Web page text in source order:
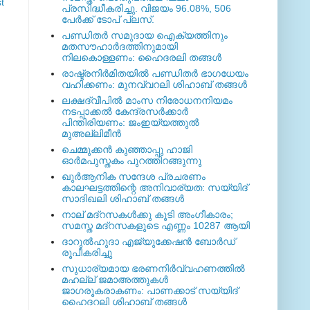
പ്രസിദ്ധീകരിച്ചു. വിജയം 96.08%, 506
പേര്‍ക്ക് ടോപ് പ്ലസ്.
പണ്ഡിതര്‍ സമുദായ ഐക്യത്തിനും
മതസൗഹാര്‍ദത്തിനുമായി
നിലകൊള്ളണം: ഹൈദരലി തങ്ങള്‍
രാഷ്ട്രനിര്‍മിതയില്‍ പണ്ഡിതര്‍ ഭാഗധേയം
വഹിക്കണം: മുനവ്വറലി ശിഹാബ് തങ്ങള്‍
ലക്ഷദ്വീപില്‍ മാംസ നിരോധനനിയമം
നടപ്പാക്കല്‍ കേന്ദ്രസര്‍ക്കാര്‍
പിന്തിരിയണം: ജംഇയ്യത്തുല്‍
മുഅല്ലിമീന്‍
ചെമ്മുക്കന്‍ കുഞ്ഞാപ്പു ഹാജി
ഓര്‍മപുസ്തകം പുറത്തിറങ്ങുന്നു
ഖുര്‍ആനിക സന്ദേശ പ്രചരണം
കാലഘട്ടത്തിന്റെ അനിവാര്യത: സയ്യിദ്
സാദിഖലി ശിഹാബ് തങ്ങള്‍
നാല് മദ്‌റസകള്‍ക്കു കൂടി അംഗീകാരം;
സമസ്ത മദ്‌റസകളുടെ എണ്ണം 10287 ആയി
ദാറുല്‍ഹുദാ എജ്യുക്കേഷന്‍ ബോര്‍ഡ്
രൂപീകരിച്ചു
സുധാര്യമായ ഭരണനിര്‍വ്വഹണത്തില്‍
മഹല്ല് ജമാഅത്തുകള്‍
ജാഗരൂകരാകണം: പാണക്കാട് സയ്യിദ്
ഹൈദറലി ശിഹാബ് തങ്ങള്‍